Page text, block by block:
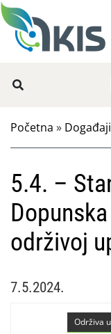
Početna » Događaji
5.4. –
održivoj
7.5.2024.
Održiva